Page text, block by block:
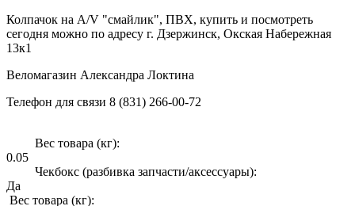
Колпачок на A/V "смайлик", ПВХ, купить и посмотреть
сегодня можно по адресу г. Дзержинск, Окская Набережная
13к1
Веломагазин Александра Локтина
Телефон для связи 8 (831) 266-00-72
Вес товара (кг):
0.05
Чекбокс (разбивка запчасти/аксессуары):
Да
Вес товара (кг):